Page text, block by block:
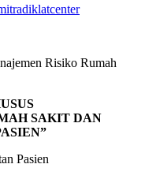
SAKIT DAN